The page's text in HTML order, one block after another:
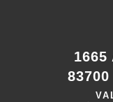
1665